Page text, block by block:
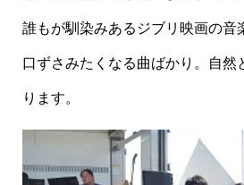
誰もが馴染みあるジブリ映画の音
口ずさみたくなる曲ばかり。自然
ります。